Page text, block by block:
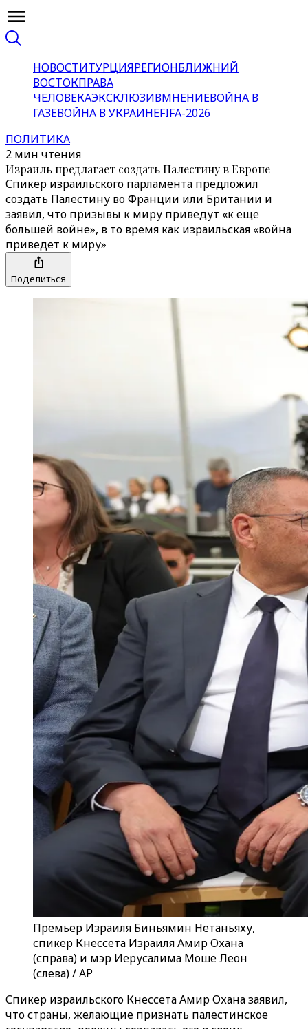
НОВОСТИТУРЦИЯРЕГИОНБЛИЖНИЙ
ВОСТОКПРАВА
ЧЕЛОВЕКАЭКСКЛЮЗИВМНЕНИЕВОЙНА В
ГАЗЕВОЙНА В УКРАИНЕFIFA-2026
ПОЛИТИКА
2 мин чтения
Израиль предлагает создать Палестину в Европе
Спикер израильского парламента предложил
создать Палестину во Франции или Британии и
заявил, что призывы к миру приведут «к еще
большей войне», в то время как израильская «война
приведет к миру»
Поделиться
Премьер Израиля Биньямин Нетаньяху,
спикер Кнессета Израиля Амир Охана
(справа) и мэр Иерусалима Моше Леон
(слева) / AP
Спикер израильского Кнессета Амир Охана заявил,
что страны, желающие признать палестинское